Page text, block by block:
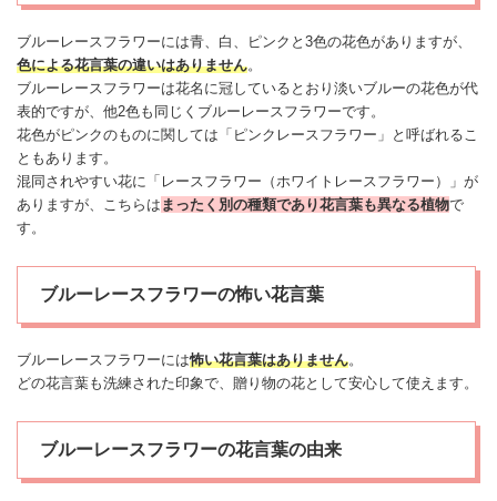
ブルー レースフラワーには青、白、ピンクと3色の花色がありますが、
色による花言葉の違いはありません。
ブルー レースフラワーは花名に冠しているとおり淡いブルーの花色が代
表的ですが、他2色も同じくブルー レースフラワーです。
花色がピンクのものに関しては「ピンク レースフラワー 」と呼ばれるこ
ともあります。
混同されやすい花に「 レースフラワー （ホワイト レースフラワー ）」が
ありますが、こちらは まったく別の種類であり花言葉も異なる植物で
す。
ブルーレースフラワーの怖い花言葉
ブルー レースフラワーには怖い花言葉はありません。
どの花言葉も洗練された印象で、贈り物の花として安心して使えます。
ブルーレースフラワーの花言葉の由来